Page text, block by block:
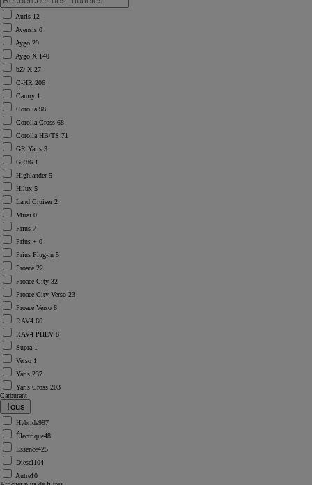
Auris 12
Avensis 0
Aygo 29
Aygo X 140
bZ4X 27
C-HR 206
Camry 1
Corolla 98
Corolla Cross 68
Corolla HB/TS 71
GR Yaris 3
GR86 1
Highlander5
Hilux 5
Land Cruiser2
Mirai 0
Prius 7
Prius + 0
Prius Plug-in 5
Proace 22
Proace City 32
Proace City Verso 23
Proace Verso 8
RAV4 66
RAV4 PHEV 8
Supra 1
Verso 1
Yaris 237
Yaris Cross 203
Carburant
Hybride997
Électrique48
Essence425
Diesel104
Autre10